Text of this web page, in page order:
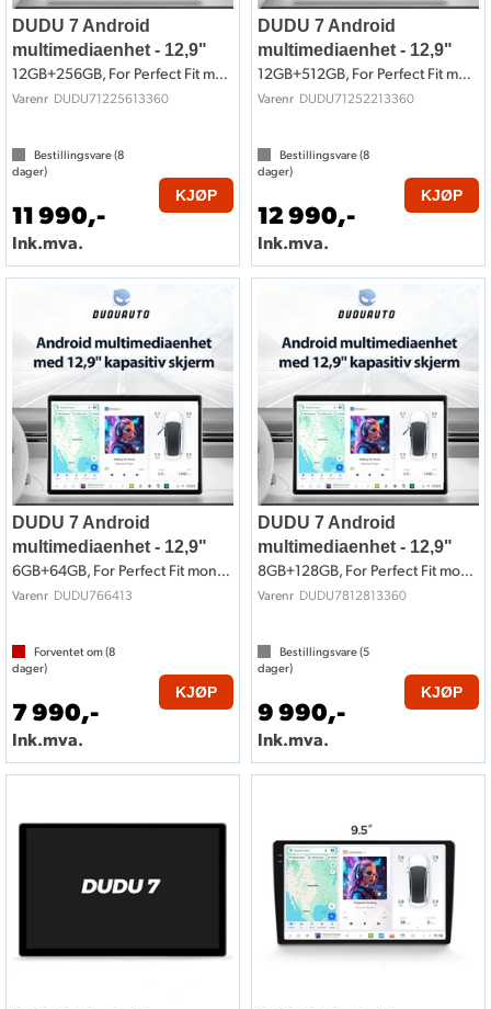
DUDU 7 Android
multimediaenhet - 12,9"
12GB+256GB, For Perfect Fit montering
Varenr DUDU71225613360
Bestillingsvare (8
dager)
11 990,-
Ink.mva.
KJØP
DUDU 7 Android
multimediaenhet - 12,9"
12GB+512GB, For Perfect Fit montering
Varenr DUDU71252213360
Bestillingsvare (8
dager)
12 990,-
Ink.mva.
KJØP
DUDU 7 Android
multimediaenhet - 12,9"
6GB+64GB, For Perfect Fit montering
Varenr DUDU766413
Forventet om (8
dager)
7 990,-
Ink.mva.
KJØP
DUDU 7 Android
multimediaenhet - 12,9"
8GB+128GB, For Perfect Fit montering
Varenr DUDU7812813360
Bestillingsvare (5
dager)
9 990,-
Ink.mva.
KJØP